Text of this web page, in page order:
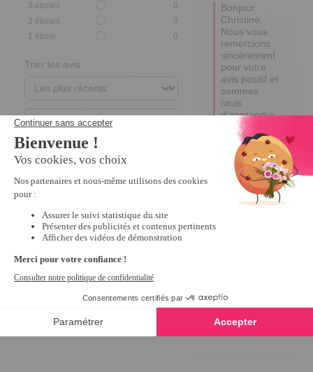
3 étoiles
0
2 étoiles
0
1 étoile 0
Trier les avis
Bonjour
Christine,
Nous vous
remercions
sincèrement
pour votre
avis positif et
sommes
ravis
d'apprendre
que vous
trouvez
notre produit
très
confortable !
Votre
satisfaction
pleinement.
journée,
Edina